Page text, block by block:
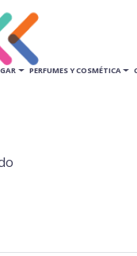
PERFUMES Y COSMÉTICA